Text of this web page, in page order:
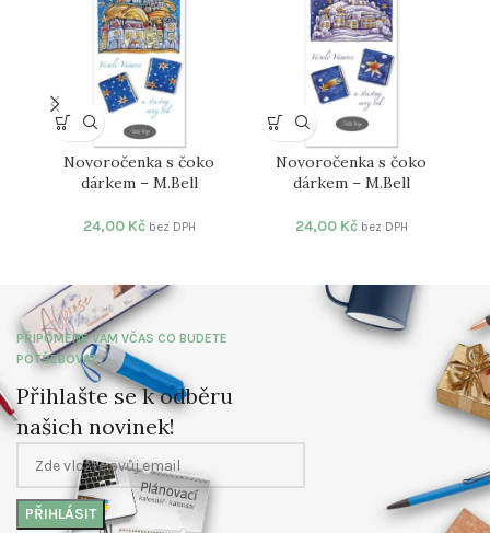
Novoročenka s čoko
dárkem – M.Bell
24,00 Kč bez DPH
Novoročenka s čoko
dárkem – M.Bell
24,00 Kč bez DPH
PŘIPOMENE VÁM VČAS CO BUDETE
POTŘEBOVAT
Přihlašte se k odběru
našich novinek!